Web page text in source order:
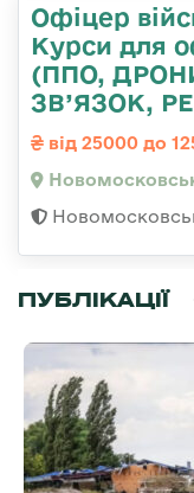
Офіцер
Курси для
(ППО,
ЗВ’ЯЗОК,
від 25000 до
ПУБЛІКАЦІЇ